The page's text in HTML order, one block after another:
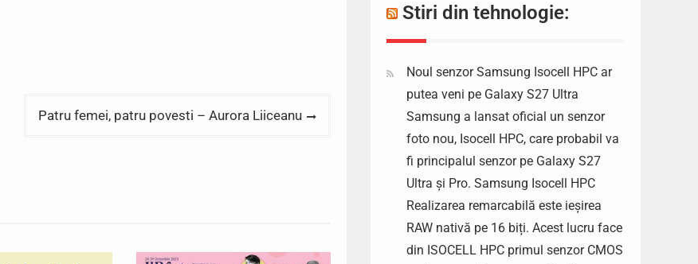
Patru femei, patru povesti – Aurora Liiceanu
Stiri din tehnologie:
Noul senzor Samsung Isocell HPC ar
putea veni pe Galaxy S27 Ultra
Samsung a lansat oficial un senzor
foto nou, Isocell HPC, care probabil va
fi principalul senzor pe Galaxy S27
Ultra și Pro. Samsung Isocell HPC
Realizarea remarcabilă este ieșirea
RAW nativă pe 16 biți. Acest lucru face
din ISOCELL HPC primul senzor CMOS